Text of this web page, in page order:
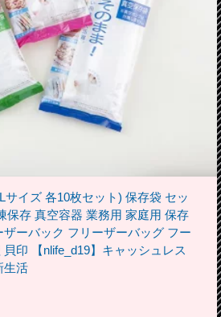
イズ 各10枚セット) 保存袋 セッ
保存 真空容器 業務用 家庭用 保存
ーバック フリーザーバッグ フー
貝印 【nlife_d19】キャッシュレス
生活